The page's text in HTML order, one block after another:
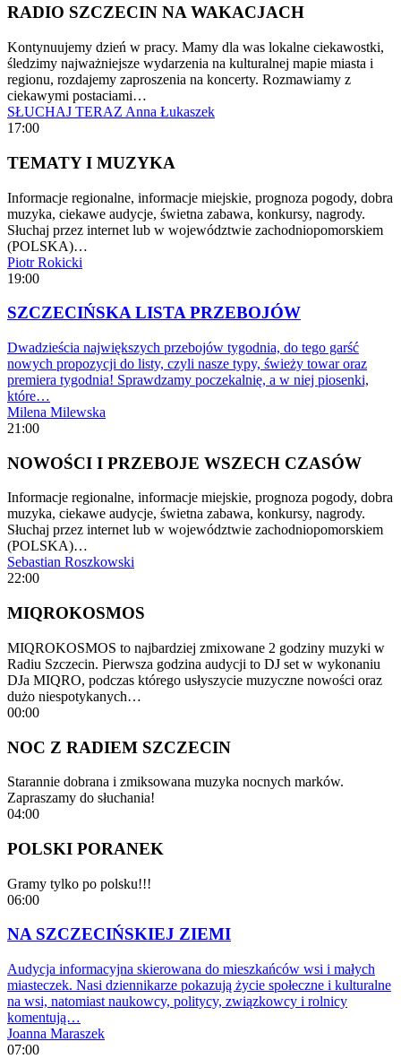
RADIO SZCZECIN NA WAKACJACH
Kontynuujemy dzień w pracy. Mamy dla was lokalne ciekawostki,
śledzimy najważniejsze wydarzenia na kulturalnej mapie miasta i
regionu, rozdajemy zaproszenia na koncerty. Rozmawiamy z
ciekawymi postaciami…
SŁUCHAJ TERAZ Anna Łukaszek
17:00
TEMATY I MUZYKA
Informacje regionalne, informacje miejskie, prognoza pogody, dobra
muzyka, ciekawe audycje, świetna zabawa, konkursy, nagrody.
Słuchaj przez internet lub w województwie zachodniopomorskiem
(POLSKA)…
Piotr Rokicki
19:00
SZCZECIŃSKA LISTA PRZEBOJÓW
Dwadzieścia największych przebojów tygodnia, do tego garść
nowych propozycji do listy, czyli nasze typy, świeży towar oraz
premiera tygodnia! Sprawdzamy poczekalnię, a w niej piosenki,
które…
Milena Milewska
21:00
NOWOŚCI I PRZEBOJE WSZECH CZASÓW
Informacje regionalne, informacje miejskie, prognoza pogody, dobra
muzyka, ciekawe audycje, świetna zabawa, konkursy, nagrody.
Słuchaj przez internet lub w województwie zachodniopomorskiem
(POLSKA)…
Sebastian Roszkowski
22:00
MIQROKOSMOS
MIQROKOSMOS to najbardziej zmixowane 2 godziny muzyki w
Radiu Szczecin. Pierwsza godzina audycji to DJ set w wykonaniu
DJa MIQRO, podczas którego usłyszycie muzyczne nowości oraz
dużo niespotykanych…
00:00
NOC Z RADIEM SZCZECIN
Starannie dobrana i zmiksowana muzyka nocnych marków.
Zapraszamy do słuchania!
04:00
POLSKI PORANEK
Gramy tylko po polsku!!!
06:00
NA SZCZECIŃSKIEJ ZIEMI
Audycja informacyjna skierowana do mieszkańców wsi i małych
miasteczek. Nasi dziennikarze pokazują życie społeczne i kulturalne
na wsi, natomiast naukowcy, politycy, związkowcy i rolnicy
komentują…
Joanna Maraszek
07:00